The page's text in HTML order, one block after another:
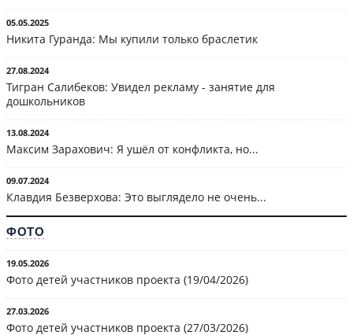
05.05.2025
Никита Гуранда: Мы купили только браслетик
27.08.2024
Тигран Салибеков: Увидел рекламу - занятие для
дошкольников
13.08.2024
Максим Зарахович: Я ушёл от конфликта, но...
09.07.2024
Клавдия Безверхова: Это выглядело не очень...
ФОТО
19.05.2026
Фото детей участников проекта (19/04/2026)
27.03.2026
Фото детей участников проекта (27/03/2026)